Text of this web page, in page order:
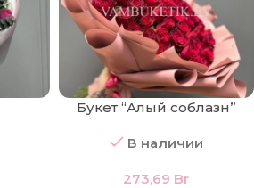
Букет “Алый соблазн”
В наличии
273,69 Br